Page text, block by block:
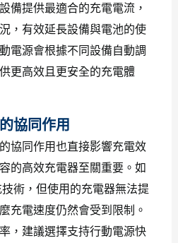
備提供最適合的充電電流，
，有效延長設備與電池的使
電源會根據不同設備自動調
更高效且更安全的充電體
協同作用
協同作用也直接影響充電效
的高效充電器至關重要。如
術，但使用的充電器無法提
充電速度仍然會受到限制。
，建議選擇支持行動電源快